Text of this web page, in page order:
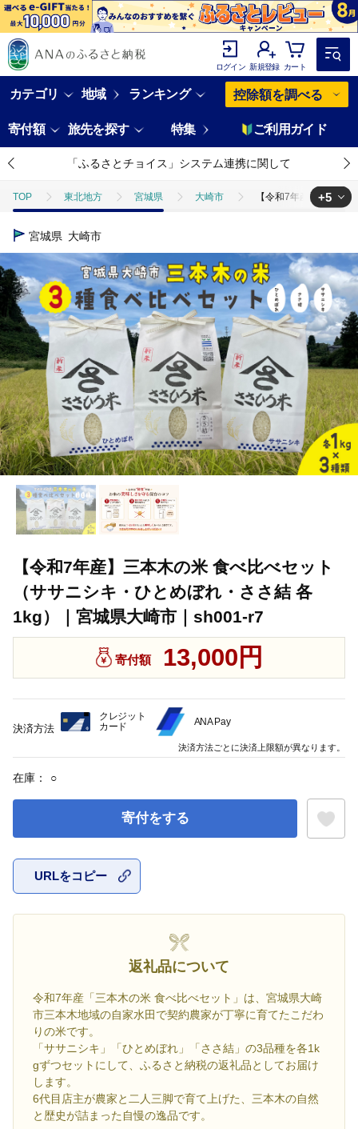
ログイン 新規登録 カート
カテゴリ 地域 ランキング 控除額を調べる
寄付額 旅先を探す 特集 ご利用ガイド
「ふるさとチョイス」システム連携に関して
TOP 東北地方 宮城県 大崎市 【令和7年産】三本木
TOP
TOP 米・穀物 【令和7年産】三本木の米 食べ比べセッ
TOP 米・穀物 米 【令和7年産】三本木の米
TOP 米・穀物 米 ひとめぼれ 【令和7年産】三本木
TOP 米 ササニシキ 【令和7年産】三本木
+5
宮城県 大崎市
【令和7年産】三本木の米 食べ比べセット
（ササニシキ・ひとめぼれ・ささ結 各
1kg）｜宮城県大崎市｜sh001-r7
寄付額 13,000円
在庫： ○
寄付をする
URLをコピー
返礼品について
令和7年産「三本木の米 食べ比べセット」は、宮城県大崎
市三本木地域の自家水田で契約農家が丁寧に育てたこだわ
りの米です。
「ササニシキ」「ひとめぼれ」「ささ結」の3品種を各1k
gずつセットにして、ふるさと納税の返礼品としてお届け
します。
6代目店主が農家と二人三脚で育て上げた、三本木の自然
と歴史が詰まった自慢の逸品です。
決済方法
クレジット
カード
ANA Pay
決済方法ごとに決済上限額が異なります。